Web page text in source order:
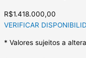
R$1.418.000,00
VERIFICAR
* Valores sujeitos a